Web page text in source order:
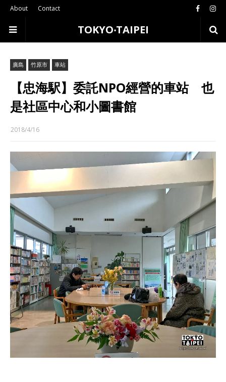
About Contact
TOKYO‧TAIPEI
廣島 竹原市 車站
【忠海駅】委託NPO經營的車站 也
是社區中心和小圖書館
2018/4/16